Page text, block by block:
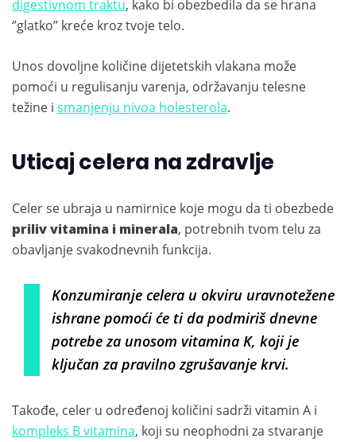
digestivnom traktu, kako bi obezbedila da se hrana
‘’glatko’’ kreće kroz tvoje telo.
Unos dovoljne količine dijetetskih vlakana može
pomoći u regulisanju varenja, održavanju telesne
težine i smanjenju nivoa holesterola.
Uticaj celera na zdravlje
Celer se ubraja u namirnice koje mogu da ti obezbede
priliv vitamina i minerala, potrebnih tvom telu za
obavljanje svakodnevnih funkcija.
Konzumiranje celera u okviru uravnotežene
ishrane pomoći će ti da podmiriš dnevne
potrebe za unosom vitamina K, koji je
ključan za pravilno zgrušavanje krvi.
Takođe, celer u određenoj količini sadrži vitamin A i
kompleks B vitamina, koji su neophodni za stvaranje